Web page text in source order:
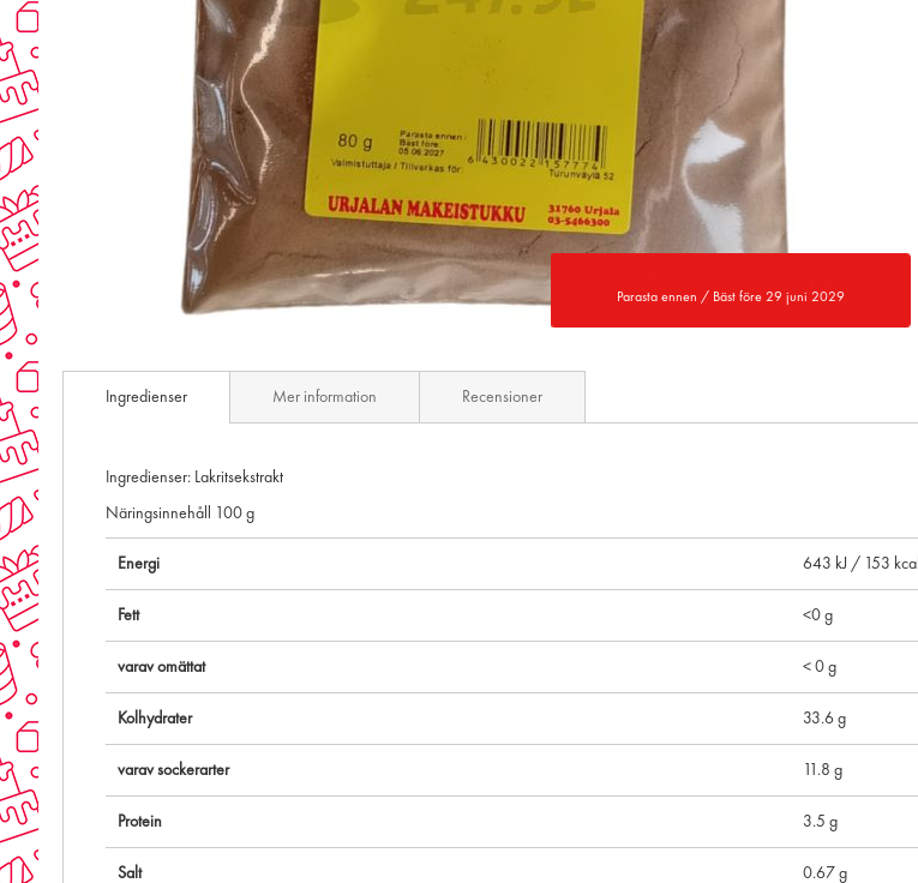
Parasta ennen / Bäst före 29 juni 2029
to
Ingredienser
Ingredienser: Lakritsekstrakt
Näringsinnehåll 100 g
Energi 643 kJ / 153 kcal
Fett <0 g
varav omättat < 0 g
Kolhydrater 33.6 g
varav sockerarter 11.8 g
Protein 3.5 g
Salt 0.67 g
Mer information Recensioner